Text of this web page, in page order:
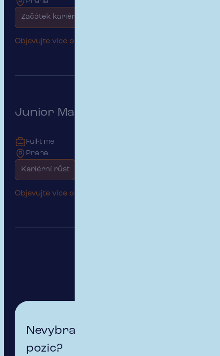
Objevujte více o této pozici
Začátek kariéry
Junior Marketing Specialist
Full-time
Praha
Objevujte více o této pozici
Kariérní růst
Nevybral/a sis z nabízených
pozic?